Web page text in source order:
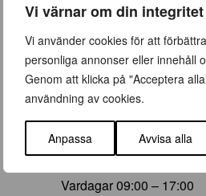
Vi värnar om din integritet
Vi använder cookies för att
personliga annonser eller innehåll
Genom att klicka på "Acceptera
användning av cookies.
Anpassa Avvisa alla
ÖPPETTIDER
Vår (23 mars – 28 juni)
Vardagar 09:00 – 19:00
Lördag 10:00 – 16:00
Söndag/helgdag 10:00 –
Vardagar 09:00 – 17:00